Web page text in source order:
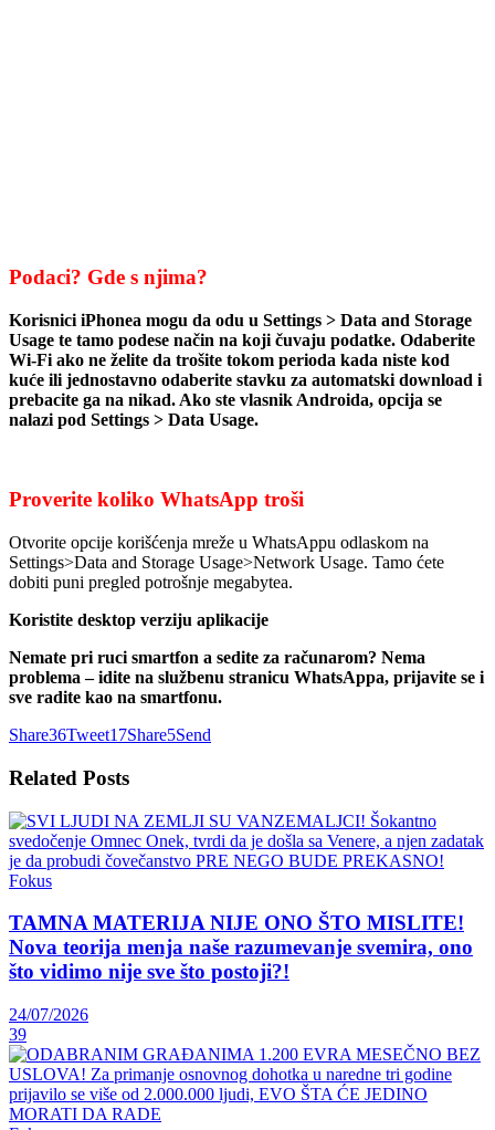
Podaci? Gde s njima?
Korisnici iPhonea mogu da odu u Settings > Data and Storage
Usage te tamo podese način na koji čuvaju podatke. Odaberite
Wi-Fi ako ne želite da trošite tokom perioda kada niste kod
kuće ili jednostavno odaberite stavku za automatski download i
prebacite ga na nikad. Ako ste vlasnik Androida, opcija se
nalazi pod Settings > Data Usage.
Proverite koliko WhatsApp troši
Otvorite opcije korišćenja mreže u WhatsAppu odlaskom na
Settings>Data and Storage Usage>Network Usage. Tamo ćete
dobiti puni pregled potrošnje megabytea.
Koristite desktop verziju aplikacije
Nemate pri ruci smartfon a sedite za računarom? Nema
problema – idite na službenu stranicu WhatsAppa, prijavite se i
sve radite kao na smartfonu.
Share36Tweet17Share5Send
Related Posts
Fokus
TAMNA MATERIJA NIJE ONO ŠTO MISLITE!
Nova teorija menja naše razumevanje svemira, ono
što vidimo nije sve što postoji?!
24/07/2026
39